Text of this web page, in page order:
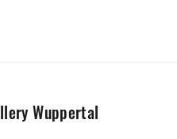
Wuppertal